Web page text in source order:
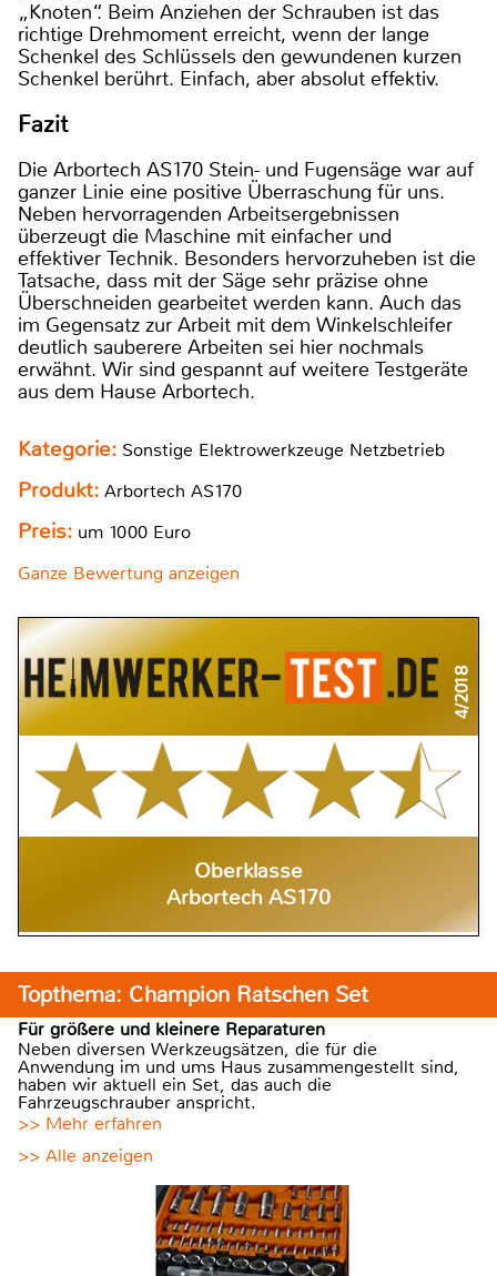
„Knoten“. Beim Anziehen der Schrauben ist das
richtige Drehmoment erreicht, wenn der lange
Schenkel des Schlüssels den gewundenen kurzen
Schenkel berührt. Einfach, aber absolut effektiv.
Fazit
Die Arbortech AS170 Stein- und Fugensäge war auf
ganzer Linie eine positive Überraschung für uns.
Neben hervorragenden Arbeitsergebnissen
überzeugt die Maschine mit einfacher und
effektiver Technik. Besonders hervorzuheben ist die
Tatsache, dass mit der Säge sehr präzise ohne
Überschneiden gearbeitet werden kann. Auch das
im Gegensatz zur Arbeit mit dem Winkelschleifer
deutlich sauberere Arbeiten sei hier nochmals
erwähnt. Wir sind gespannt auf weitere Testgeräte
aus dem Hause Arbortech.
Kategorie: Sonstige Elektrowerkzeuge Netzbetrieb
Produkt: Arbortech AS170
Preis: um 1000 Euro
Ganze Bewertung anzeigen
4/2018
Oberklasse
Arbortech AS170
Topthema: Champion Ratschen Set
Für größere und kleinere Reparaturen
Neben diversen Werkzeugsätzen, die für die
Anwendung im und ums Haus zusammengestellt sind,
haben wir aktuell ein Set, das auch die
Fahrzeugschrauber anspricht.
>> Mehr erfahren
>> Alle anzeigen